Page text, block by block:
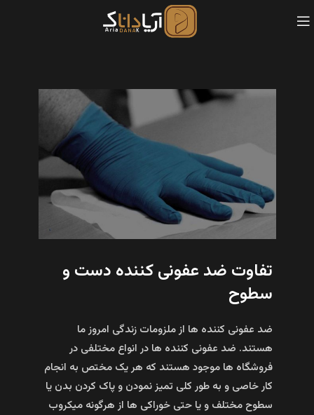
تفاوت ضد عفونی کننده دست و
سطوح
ضد عفونی کننده ها از ملزومات زندگی امروز ما
هستند. ضد عفونی کننده ها در انواع مختلفی در
فروشگاه ها موجود هستند که هر یک مختص به انجام
کار خاصی و به طور کلی تمیز نمودن و پاک کردن بدن یا
سطوح مختلف و یا حتی خوراکی ها از هرگونه میکروب